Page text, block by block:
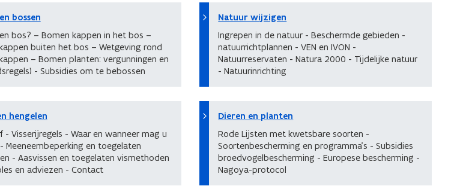
bossen
bos? – Bomen kappen in het bos –
buiten het bos – Wetgeving rond
– Bomen planten: vergunningen en
- Subsidies om te bebossen
Natuur wijzigen
Ingrepen in de natuur - Beschermde gebieden -
natuurrichtplannen - VEN en IVON -
Natuurreservaten - Natura 2000 - Tijdelijke natuur
- Natuurinrichting
hengelen
- Visserijregels - Waar en wanneer mag u
Meeneembeperking en toegelaten
- Aasvissen en toegelaten vismethoden
en adviezen - Contact
Dieren en planten
Rode Lijsten met kwetsbare soorten -
Soortenbescherming en programma's - Subsidies
broedvogelbescherming - Europese bescherming -
Nagoya-protocol